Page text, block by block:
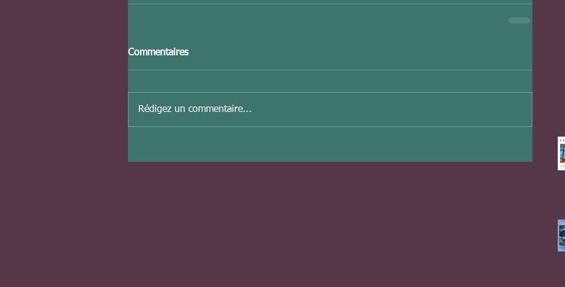
Commentaires
Rédigez un commentaire...